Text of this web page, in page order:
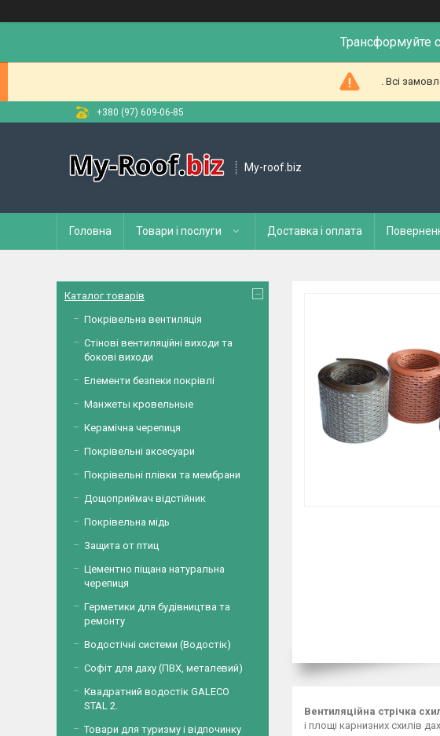
Трансформуйте
. Всі
+380 (97) 609-06-85
My-roof.biz
Головна Товари і послуги Доставка і оплата
Вентиляційна стрічка
і площі карнизних схилів
Каталог товарів
Покрівельна вентиляція
Стінові вентиляційні виходи та
бокові виходи
Елементи безпеки покрівлі
Манжеты кровельные
Керамічна черепиця
Покрівельні аксесуари
Покрівельні плівки та мембрани
Дощоприймач відстійник
Покрівельна мідь
Защита от птиц
Цементно піщана натуральна
черепиця
Герметики для будівництва та
ремонту
Водостічні системи (Водостік)
Софіт для даху (ПВХ, металевий)
Квадратний водостік GALECO
STAL 2.
Товари для туризму і відпочинку